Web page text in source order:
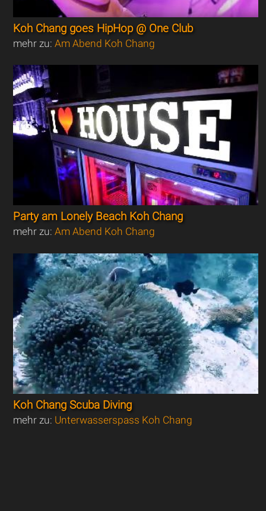
Koh Chang goes HipHop @ One Club
mehr zu:Am Abend Koh Chang
Party am Lonely Beach Koh Chang
mehr zu:Am Abend Koh Chang
Koh Chang Scuba Diving
mehr zu: Unterwasserspass Koh Chang